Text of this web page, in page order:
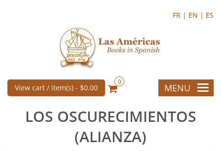
FR | EN | ES
View cart / item(s) - $0.00
0
MENU
LOS OSCURECIMIENTOS
(ALIANZA)